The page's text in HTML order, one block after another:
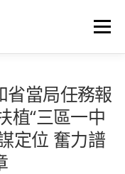
選單
省當局任務報
植“三區一中
定位 奮力譜